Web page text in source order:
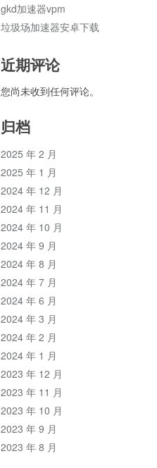
gkd加速器vpm
垃圾场加速器安卓下载
近期评论
您尚未收到任何评论。
归档
2025 年 2 月
2025 年 1 月
2024 年 12 月
2024 年 11 月
2024 年 10 月
2024 年 9 月
2024 年 8 月
2024 年 7 月
2024 年 6 月
2024 年 3 月
2024 年 2 月
2024 年 1 月
2023 年 12 月
2023 年 11 月
2023 年 10 月
2023 年 9 月
2023 年 8 月